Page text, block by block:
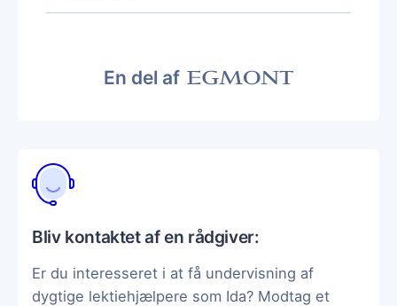
En del af
Bliv kontaktet af en rådgiver:
Er du interesseret i at få undervisning af
dygtige lektiehjælpere som Ida? Modtag et